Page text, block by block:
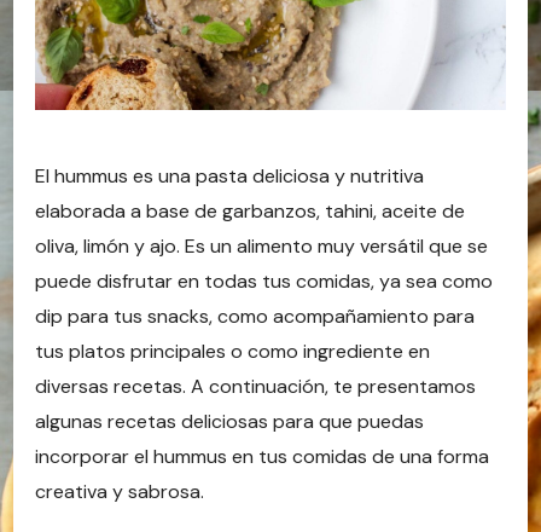
El hummus es una pasta deliciosa y nutritiva
elaborada a base de garbanzos, tahini, aceite de
oliva, limón y ajo. Es un alimento muy versátil que se
puede disfrutar en todas tus comidas, ya sea como
dip para tus snacks, como acompañamiento para
tus platos principales o como ingrediente en
diversas recetas. A continuación, te presentamos
algunas recetas deliciosas para que puedas
incorporar el hummus en tus comidas de una forma
creativa y sabrosa.